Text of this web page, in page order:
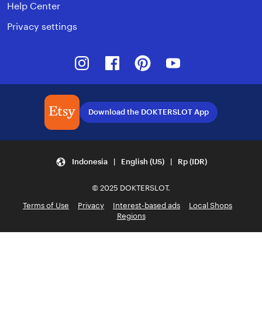
Help Center
Privacy settings
InstagramFacebookPinterest
Download the DOKTERSLOT App
Indonesia | English (US) | Rp (IDR)
© 2025 DOKTERSLOT.
Terms of Use
Privacy Interest-based ads
Local Shops
Regions